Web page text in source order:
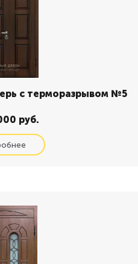
с терморазрывом №5
руб.